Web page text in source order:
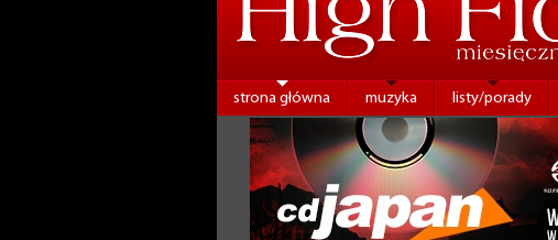
strona główna muzyka listy/porady